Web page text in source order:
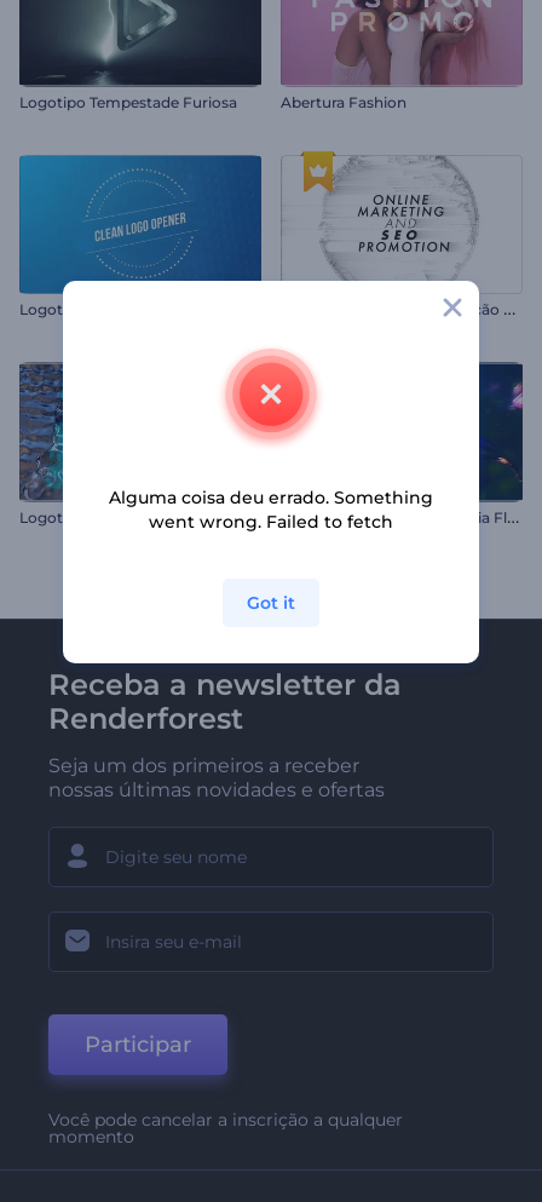
Logotipo Tempestade Furiosa Abertura Fashion
Logotipo Clean M
arketing Online e Promoção SEO
L
ogotipo Revelador Metal Derretido L
ogotipo Revelador Fantasia Florida
Receba a newsletter da
Renderforest
Seja um dos primeiros a receber
nossas últimas novidades e ofertas
Participar
Você pode cancelar a inscrição a qualquer
momento
Alguma coisa deu errado. Something
went wrong. Failed to fetch
Got it